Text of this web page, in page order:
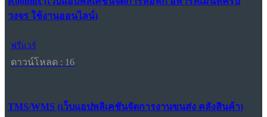
วงจร ใช้งานออนไลน์)
ฟรีแวร์
ดาวน์โหลด : 16
TMS/WMS (เว็บแอปพลิเคชันจัดการงานขนส่ง คลังสินค้า)